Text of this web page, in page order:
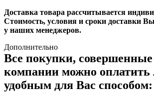
Доставка товара рассчитывается
Стоимость, условия и сроки доставки
у наших менеджеров.
Дополнительно
Все покупки,
компании можно
удобным для Вас способом: